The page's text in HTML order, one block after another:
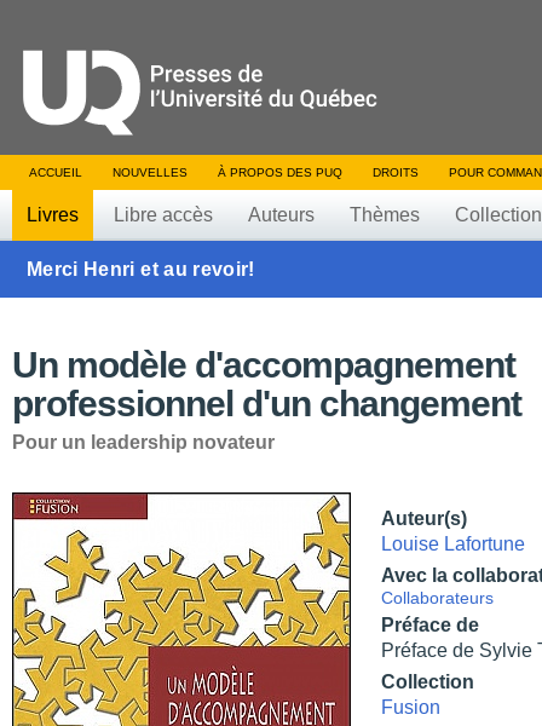
ACCUEIL NOUVELLES À PROPOS DES PUQ DROITS POUR
Livres Libre accès Auteurs Thèmes
Merci Henri et au revoir!
Un modèle d'accompagnement
professionnel d'un changement
Pour un leadership novateur
Auteur(s)
Louise Lafortune
Avec la
Collaborateurs
Préface de
Préface de Sylvie
Collection
Fusion